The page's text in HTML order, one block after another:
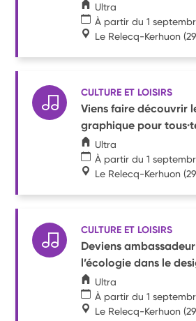
Ultra
À partir du 1
Le Relecq-Kerhuon
CULTURE ET LOISIRS
Viens faire découvrir
graphique pour
Ultra
À partir du 1
Le Relecq-Kerhuon
CULTURE ET LOISIRS
Deviens
l’écologie dans le
Ultra
À partir du 1
Le Relecq-Kerhuon